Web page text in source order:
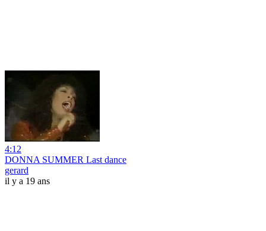
4:12
DONNA SUMMER Last dance
gerard
il y a 19 ans